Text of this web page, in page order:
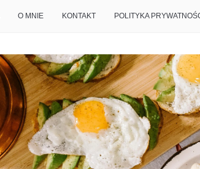
O MNIE KONTAKT POLITYKA